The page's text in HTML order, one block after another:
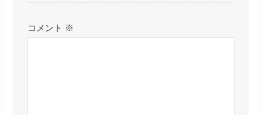
コメント ※